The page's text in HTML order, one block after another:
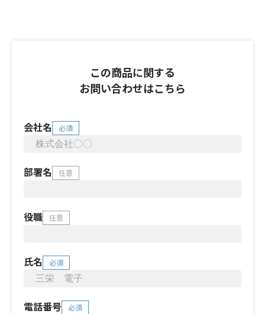
この商品に関する
お問い合わせはこちら
会社名 必須
部署名 任意
役職 任意
氏名 必須
電話番号 必須